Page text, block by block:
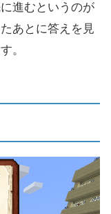
進むというのが
あとに答えを見
。